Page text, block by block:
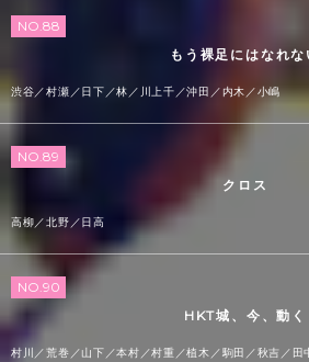
NO.88
もう裸足にはなれな
渋谷／村瀬／日下／林／川上千／沖田／内木／小嶋
NO.89
クロス
高柳／北野／日高
NO.90
HKT城、今、動く
村川／荒巻／山下／本村／村重／植木／駒田／秋吉／田